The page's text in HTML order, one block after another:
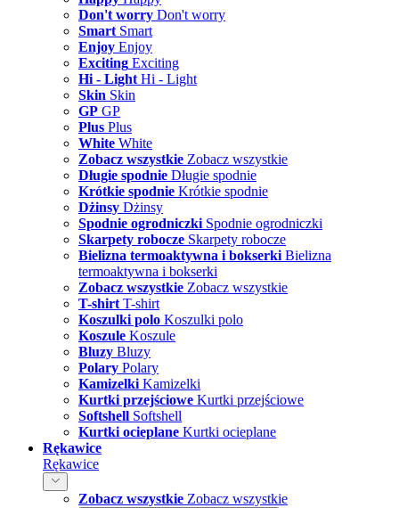
Don't worry Don't worry
Smart Smart
Enjoy Enjoy
Exciting Exciting
Hi - Light Hi - Light
Skin Skin
GP GP
Plus Plus
White White
Zobacz wszystkie Zobacz wszystkie
Długie spodnie Długie spodnie
Krótkie spodnie Krótkie spodnie
Dżinsy Dżinsy
Spodnie ogrodniczki Spodnie ogrodniczki
Skarpety robocze Skarpety robocze
Bielizna termoaktywna i bokserki Bielizna
termoaktywna i bokserki
Zobacz wszystkie Zobacz wszystkie
T-shirt T-shirt
Koszulki polo Koszulki polo
Koszule Koszule
Bluzy Bluzy
Polary Polary
Kamizelki Kamizelki
Kurtki przejściowe Kurtki przejściowe
Softshell Softshell
Kurtki ocieplane Kurtki ocieplane
Rękawice
Rękawice
Zobacz wszystkie Zobacz wszystkie